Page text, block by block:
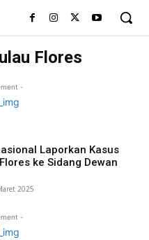
Flores
-
Laporkan Kasus
ke Sidang Dewan
2025
-